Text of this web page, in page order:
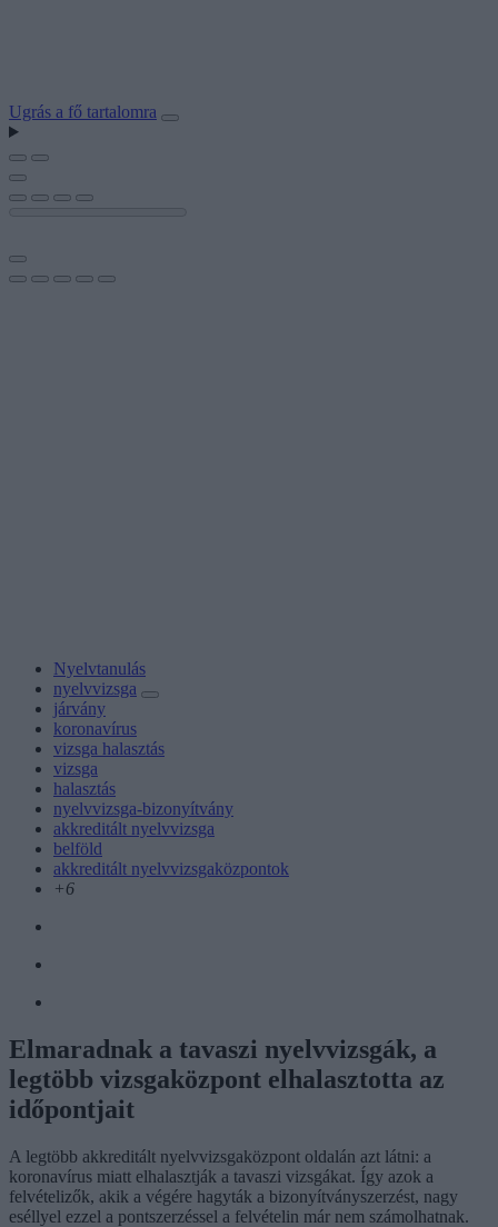
Ugrás a fő tartalomra
Nyelvtanulás
nyelvvizsga
járvány
koronavírus
vizsga halasztás
vizsga
halasztás
nyelvvizsga-bizonyítvány
akkreditált nyelvvizsga
belföld
akkreditált nyelvvizsgaközpontok
+6
Elmaradnak a tavaszi nyelvvizsgák, a
legtöbb vizsgaközpont elhalasztotta az
időpontjait
A legtöbb akkreditált nyelvvizsgaközpont oldalán azt látni: a
koronavírus miatt elhalasztják a tavaszi vizsgákat. Így azok a
felvételizők, akik a végére hagyták a bizonyítványszerzést, nagy
eséllyel ezzel a pontszerzéssel a felvételin már nem számolhatnak.